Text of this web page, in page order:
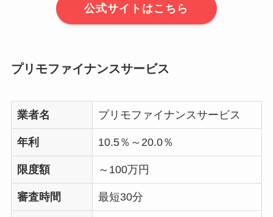
公式サイトはこちら
プリモファイナンスサービス
業者名 プリモファイナンスサービス
年利 10.5％～20.0％
限度額 ～100万円
審査時間 最短30分